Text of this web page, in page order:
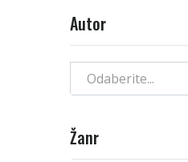
Autor
Odaberite...
Žanr